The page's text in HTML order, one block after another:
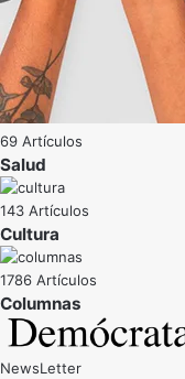
69 Artículos
Salud
143 Artículos
Cultura
1786 Artículos
NewsLetter